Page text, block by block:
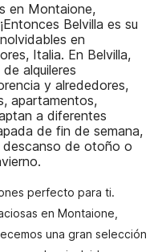
en Montaione,
Belvilla es su
en
Italia. En Belvilla,
alquileres
y alrededores,
apartamentos,
a diferentes
de fin de semana,
descanso de otoño o
perfecto para ti.
en Montaione,
una gran selección